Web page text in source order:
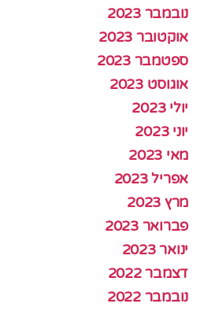
נובמבר 2023
אוקטובר 2023
ספטמבר 2023
אוגוסט 2023
יולי 2023
יוני 2023
מאי 2023
אפריל 2023
מרץ 2023
פברואר 2023
ינואר 2023
דצמבר 2022
נובמבר 2022